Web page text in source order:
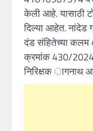
केली आहे. यासाठी
दिल्या आहेत. नांदेड
दंड संहितेच्या कलम
क्रमांक 430/2024
निरिक्षक ागनाथ